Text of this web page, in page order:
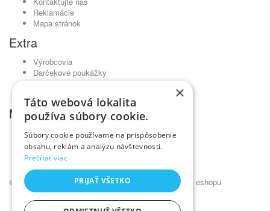
Reklamácie
Mapa stránok
Extra
Výrobcovia
Darčekové poukážky
Partnerský program
Môj účet
Môj účet
História objednávok
Obľúbené produkty
© Kadernícky veľkoobchod •NajReklama.sk - tvorba eshopu
×
Táto webová lokalita
používa súbory cookie.
Súbory cookie používame na prispôsobenie
obsahu, reklám a analýzu návštevnosti.
Prečítať viac
PRIJAŤ VŠETKO